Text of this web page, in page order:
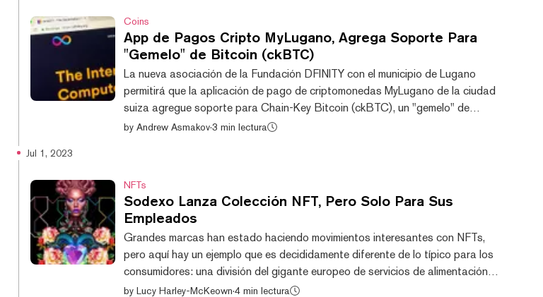
Coins
App de Pagos Cripto MyLugano, Agrega Soporte Para
"Gemelo" de Bitcoin (ckBTC)
La nueva asociación de la Fundación DFINITY con el municipio de Lugano
permitirá que la aplicación de pago de criptomonedas MyLugano de la ciudad
suiza agregue soporte para Chain-Key Bitcoin (ckBTC), un "gemelo" de
Bitcoin multi-cadena que se ejecuta en la blockchain de Internet Computer
by Andrew Asmakov·3 min lectura
Jul 1, 2023
NFTs
Sodexo Lanza Colección NFT, Pero Solo Para Sus
Empleados
Grandes marcas han estado haciendo movimientos interesantes con NFTs,
pero aquí hay un ejemplo que es decididamente diferente de lo típico para los
consumidores: una división del gigante europeo de servicios de alimentación y
gestión de instalaciones, Sodexo, acaba de lanzar imágenes de perfil
by Lucy Harley-McKeown·4 min lectura